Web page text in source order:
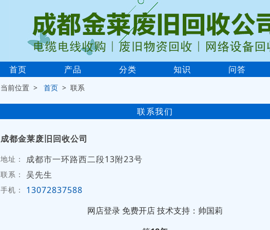
首页 产品 分类 知识 问答
当前位置 >首页 > 联系
联系我们
成都金莱废旧回收公司
地址： 成都市一环路西二段13附23号
联系： 吴先生
手机：
13072837588
网店登录 免费开店技术支持：帅国莉